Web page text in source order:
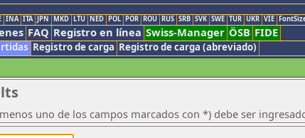
INA ITA JPN MKD LTU NED POL POR ROU RUS SRB SVK SWE TUR UKR VIE
FAQ Registro en línea Swiss-Manager ÖSB FIDE
Registro de carga Registro de carga (abreviado)
uno de los campos marcados con *) debe ser